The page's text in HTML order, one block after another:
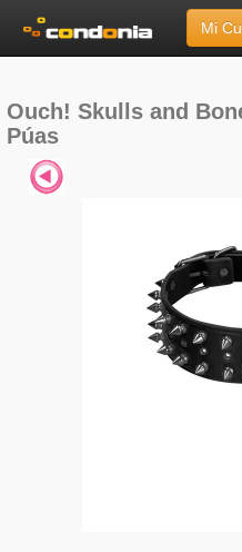
Mi
Skulls and
Ouch! Skulls and
Púas